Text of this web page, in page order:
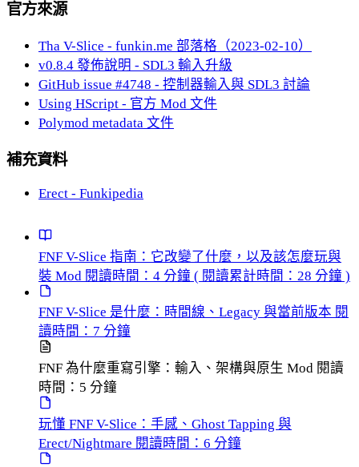
官方來源
Tha V-Slice - funkin.me 部落格（2023-02-10）
v0.8.4 發佈說明 - SDL3 輸入升級
GitHub issue #4748 - 控制器輸入與 SDL3 討論
Using HScript - 官方 Mod 文件
Polymod metadata 文件
補充資料
Erect - Funkipedia
FNF V-Slice 指南：它改變了什麼，以及該怎麼玩與
裝 Mod 閱讀時間：4 分鐘 ( 閱讀累計時間：28 分鐘 )
FNF V-Slice 是什麼：時間線、Legacy 與當前版本 閱
讀時間：7 分鐘
FNF 為什麼重寫引擎：輸入、架構與原生 Mod 閱讀
時間：5 分鐘
玩懂 FNF V-Slice：手感、Ghost Tapping 與
Erect/Nightmare 閱讀時間：6 分鐘